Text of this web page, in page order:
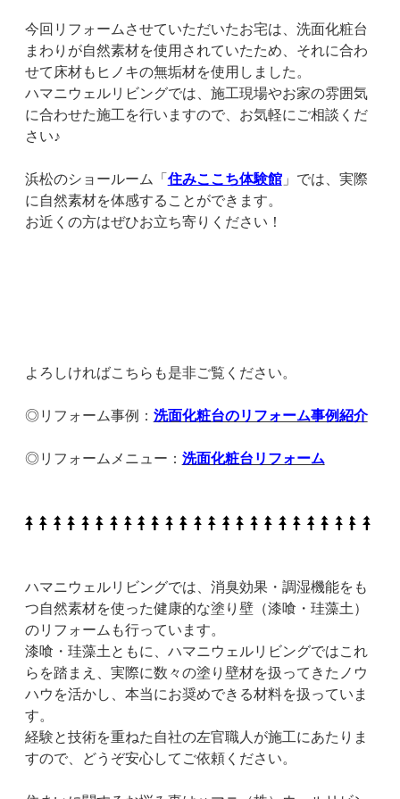
今回リフォームさせていただいたお宅は、洗面化粧台
まわりが自然素材を使用されていたため、それに合わ
せて床材もヒノキの無垢材を使用しました。
ハマニウェルリビングでは、施工現場やお家の雰囲気
に合わせた施工を行いますので、お気軽にご相談くだ
さい♪
浜松のショールーム「 住みここち体験館」では、実際
に自然素材を体感することができます。
お近くの方はぜひお立ち寄りください！
よろしければこちらも是非ご覧ください。
◎リフォーム事例： 洗面化粧台のリフォーム事例紹介
◎リフォームメニュー： 洗面化粧台リフォーム
ハマニウェルリビングでは、消臭効果・調湿機能をも
つ自然素材を使った健康的な塗り壁（漆喰・珪藻土）
のリフォームも行っています。
漆喰・珪藻土ともに、ハマニウェルリビングではこれ
らを踏まえ、実際に数々の塗り壁材を扱ってきたノウ
ハウを活かし、本当にお奨めできる材料を扱っていま
す。
経験と技術を重ねた自社の左官職人が施工にあたりま
すので、どうぞ安心してご依頼ください。